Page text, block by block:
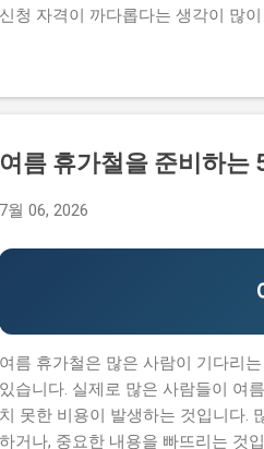
신청 자격이 까다롭다는 생각이 많
한, 지원금액과 실제 혜택에 대해서
연장 공고를 신청하여 소상공인 지
지, 지원 규모, 연간 선발 인원, 경쟁
원은 100개사 입니다. 경쟁률은
여기업 모집 연장 공고와 유사한 사
여름 휴가철을 준비하는
7월 06, 2026
여름 휴가철은 많은 사람이 기다리
있습니다. 실제로 많은 사람들이 여
치 못한 비용이 발생하는 것입니다.
하거나, 중요한 내용을 빠뜨리는 것